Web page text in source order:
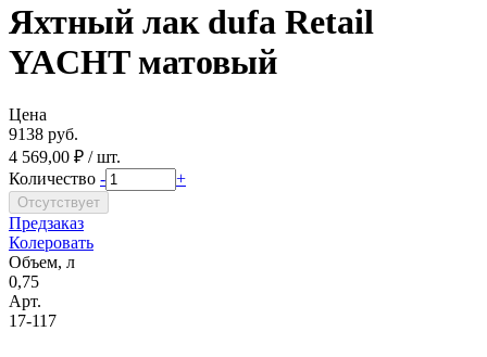
Яхтный лак dufa Retail
YACHT матовый
Цена
9138 руб.
4 569,00 ₽ / шт.
Количество - +
Предзаказ
Колеровать
Объем, л
0,75
Арт.
17-117